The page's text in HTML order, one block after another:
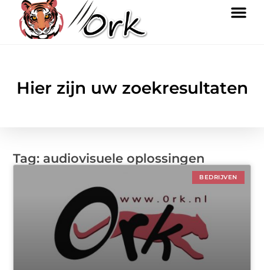
Hier zijn uw zoekresultaten
Tag: audiovisuele oplossingen
BEDRIJVEN